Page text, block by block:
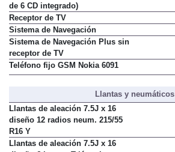
de 6 CD integrado)
Receptor de TV
Sistema de Navegación
Sistema de Navegación Plus sin
receptor de TV
Teléfono fijo GSM Nokia 6091
Llantas y neumáticos
Llantas de aleación 7.5J x 16
diseño 12 radios neum. 215/55
R16 Y
Llantas de aleación 7.5J x 16